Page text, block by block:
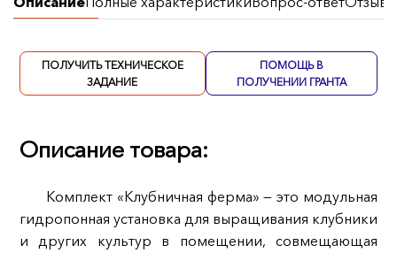
ПОЛУЧИТЬ ТЕХНИЧЕСКОЕ
ЗАДАНИЕ
ПОМОЩЬ В
ПОЛУЧЕНИИ ГРАНТА
Описание товара:
Комплект «Клубничная ферма» — это модульная
гидропонная установка для выращивания клубники
и других культур в помещении, совмещающая